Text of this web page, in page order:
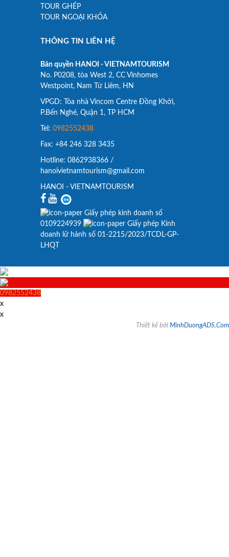
TOUR GHÉP
TOUR NGOẠI KHÓA
THÔNG TIN LIÊN HỆ
Bản quyền HANOI - VIETNAMTOURISM
No. P0208, tòa West 2, CC Vinhomes
Westpoint, Nam Từ Liêm, HN
VPGD: Tòa nhà Vincom Centre Đồng Khởi,
P.Bến Nghé, Quận 1, TP HCM
Tel: 0982552438
Fax: +84 246 328 3435
Hotline: 0862938366 /
hanoivietnamtourism@gmail.com
HANOI - VIETNAMTOURISM
Giấy phép kinh doanh số
0109224939
Giấy phép Kinh
doanh lữ hành số 01-2215/2023/TCDL-GP-
LHQT
0982552438
x
x
Thiết kế bởi MinhDuongADS.Com